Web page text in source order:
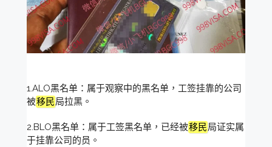
1.ALO黑名单：属于观察中的黑名单，工签挂靠的公司
被移民局拉黑。
2.BLO黑名单：属于工签黑名单，已经被移民局证实属
于挂靠公司的员。